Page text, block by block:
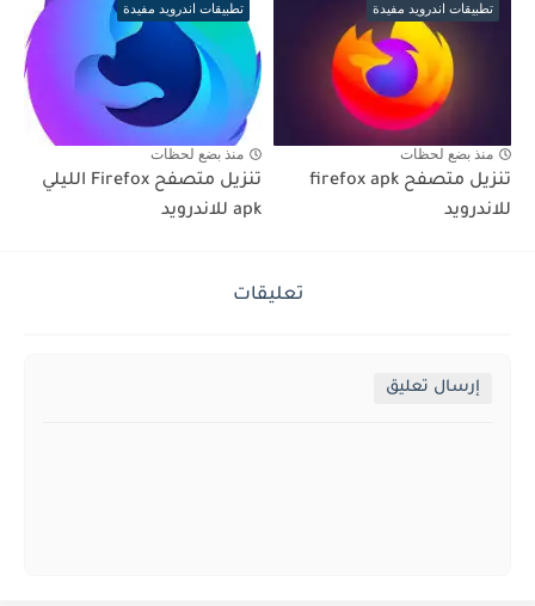
تطبيقات اندرويد مفيدة
منذ بضع لحظات
تنزيل متصفح firefox apk
للاندرويد
تطبيقات اندرويد مفيدة
منذ بضع لحظات
تنزيل متصفح Firefox الليلي
apk للاندرويد
تعليقات
إرسال تعليق